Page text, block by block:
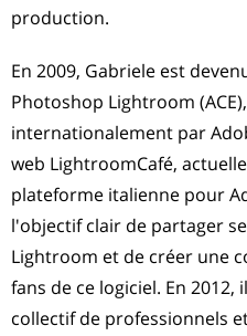
production.
En 2009, Gabriele est
Photoshop Lightroom
internationalement par
web LightroomCafé,
plateforme italienne pour
l'objectif clair de partager
Lightroom et de créer une
fans de ce logiciel. En 2012,
collectif de professionnels